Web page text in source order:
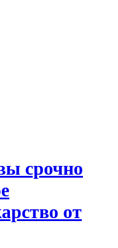
срочно
от